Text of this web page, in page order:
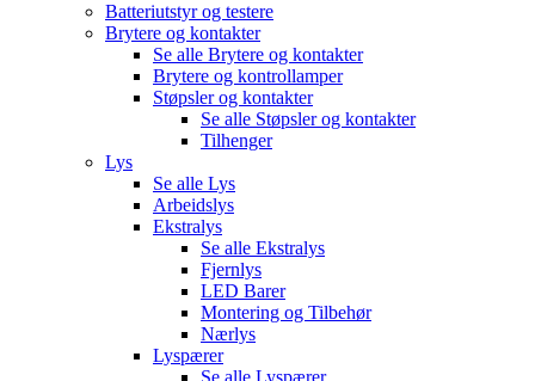
Batteriutstyr og testere
Brytere og kontakter
Se alle Brytere og kontakter
Brytere og kontrollamper
Støpsler og kontakter
Se alle Støpsler og kontakter
Tilhenger
Lys
Se alle Lys
Arbeidslys
Ekstralys
Se alle Ekstralys
Fjernlys
LED Barer
Montering og Tilbehør
Nærlys
Lyspærer
Se alle Lyspærer